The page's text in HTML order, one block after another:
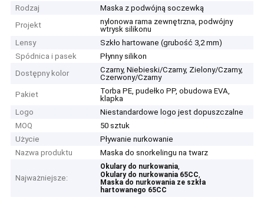
Rodzaj
Maska z podwójną soczewką
Projekt
nylonowa rama zewnętrzna, podwójny
wtrysk silikonu
Lensy
Szkło hartowane (grubość 3,2 mm)
Spódnica i pasek
Płynny silikon
Dostępny kolor
Czarny, Niebieski/Czarny, Zielony/Czarny,
Czerwony/Czarny
Pakiet
Torba PE, pudełko PP, obudowa EVA,
klapka
Logo
Niestandardowe logo jest dopuszczalne
MOQ
50 sztuk
Użycie
Pływanie nurkowanie
Nazwa produktu
Maska do snorkelingu na twarz
Najważniejsze:
Okulary do nurkowania,
Okulary do nurkowania 65CC,
Maska do nurkowania ze szkła
hartowanego 65CC